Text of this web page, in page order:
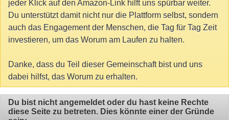
jeder Klick auf den Amazon-Link hilft uns spürbar weiter.
Du unterstützt damit nicht nur die Plattform selbst, sondern
auch das Engagement der Menschen, die Tag für Tag Zeit
investieren, um das Worum am Laufen zu halten.
Danke, dass du Teil dieser Gemeinschaft bist und uns
dabei hilfst, das Worum zu erhalten.
Du bist nicht angemeldet oder du hast keine Rechte
diese Seite zu betreten. Dies könnte einer der Gründe